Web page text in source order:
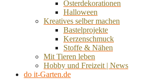
Osterdekorationen
Halloween
Kreatives selber machen
Bastelprojekte
Kerzenschmuck
Stoffe & Nähen
Mit Tieren leben
Hobby und Freizeit | News
do it-Garten.de